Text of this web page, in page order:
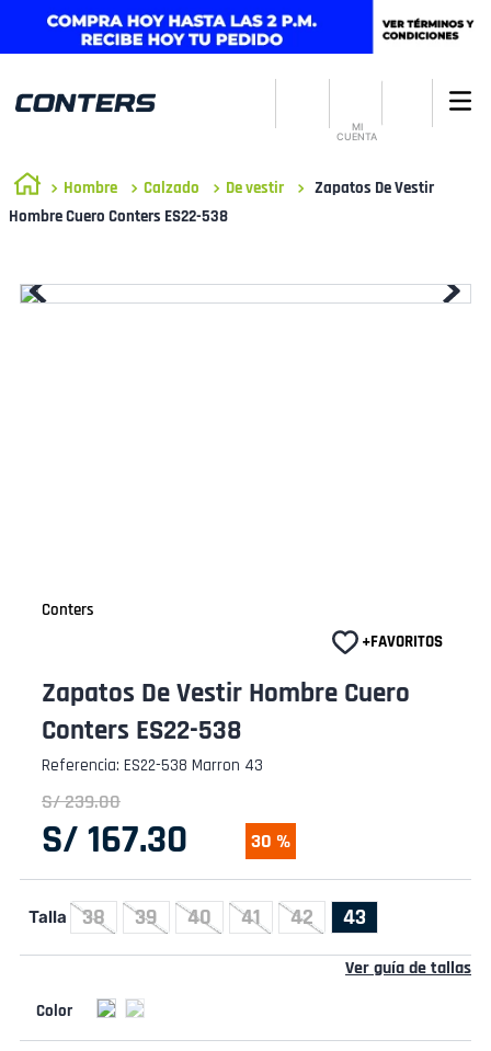
MI
CUENTA
Hombre Calzado De vestir
Zapatos De Vestir
Hombre Cuero Conters ES22-538
Conters
Zapatos De Vestir Hombre Cuero
Conters ES22-538
Referencia: ES22-538 Marron 43
S/239.00
S/ 167.30 30 %
Talla 38 39 40 41 42 43
Ver guía de tallas